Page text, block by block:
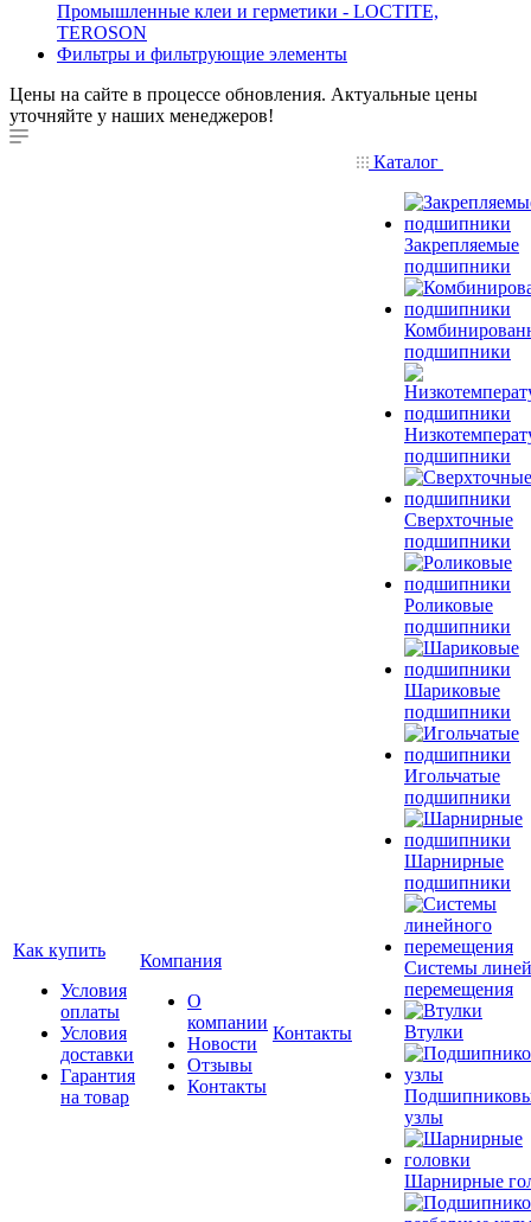
Промышленные клеи и герметики - LOCTITE,
TEROSON
Фильтры и фильтрующие элементы
Цены на сайте в процессе обновления. Актуальные цены
уточняйте у наших менеджеров!
Как купить
Условия
оплаты
Условия
доставки
Гарантия
на товар
Компания
О
компании
Новости
Отзывы
Контакты
Контакты
Каталог
Закрепляемые
подшипники
подшипники
подшипники
Сверхточные
подшипники
Роликовые
подшипники
Шариковые
подшипники
Игольчатые
подшипники
Шарнирные
подшипники
Системы
перемещения
Втулки
узлы
Шарнирные